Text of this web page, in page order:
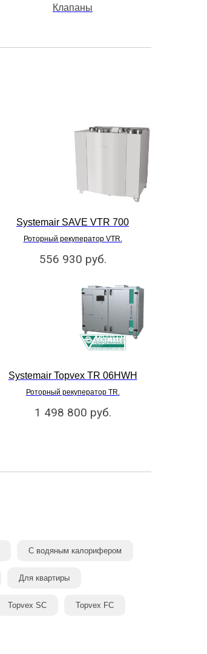
Клапаны
Systemair SAVE VTR 700
Роторный рекуператор VTR.
556 930 руб.
Systemair Topvex TR 06HWH
Роторный рекуператор TR.
1 498 800 руб.
С водяным калорифером
Для квартиры
Topvex SC Topvex FC